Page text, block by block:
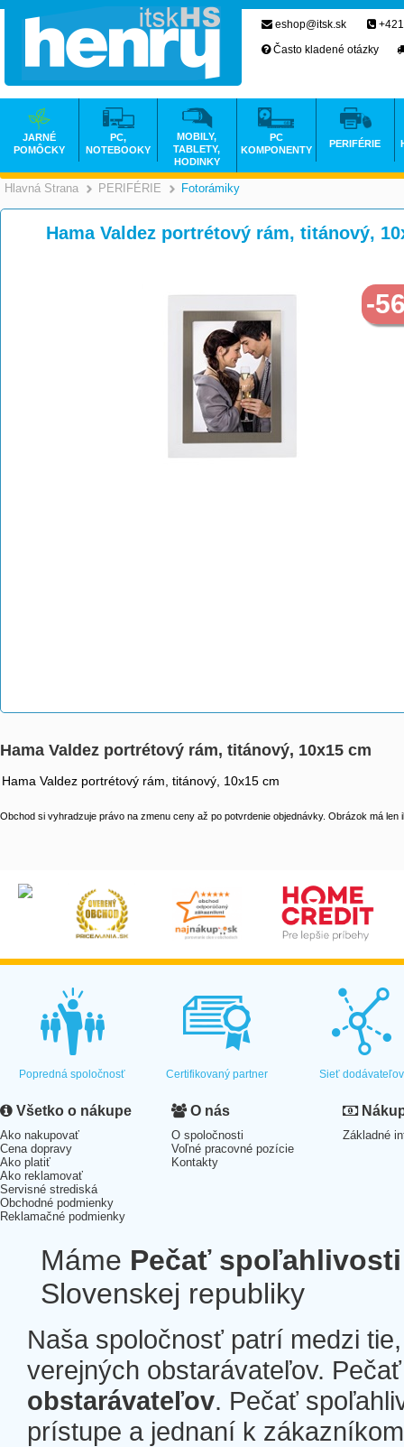
Hlavná Strana >
PERIFÉRIE >
Fotorámiky
Hama Valdez portrétový rám, titánový,
-
Hama Valdez portrétový rám, titánový, 10x15 cm
Hama Valdez portrétový rám, titánový, 10x15 cm
Obchod si vyhradzuje právo na zmenu ceny až po potvrdenie objednávky. Obrázok má len
eshop@itsk.sk
Často kladené otázky
JARNÉ
POMÔCKY
PC,
NOTEBOOKY
MOBILY,
TABLETY,
HODINKY
PC
KOMPONENTY
PERIFÉRIE
Popredná spoločnosť Certifikovaný partner Sieť dodávateľov
Všetko o nákupe
Ako nakupovať
Cena dopravy
Ako platiť
Ako reklamovať
Servisné strediská
Obchodné podmienky
Reklamačné podmienky
O nás
O spoločnosti
Voľné pracovné pozície
Kontakty
Základné
Máme Pečať spoľahlivosti
Slovenskej republiky
Naša spoločnosť patrí medzi
verejných obstarávateľov.
obstarávateľov. Pečať
prístupe a jednaní k